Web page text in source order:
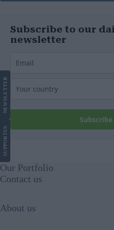
Subscribe to our
newsletter
Subscribe
SUPPORT
US
NEWS
LETTER
Our Portfolio
Contact us
About us